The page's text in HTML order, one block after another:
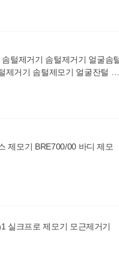
털제거기 솜털제거기 얼굴솜
제거기 솜털제모기 얼굴잔털 털
제모
제모기 BRE700/00 바디 제모
실크프로 제모기 모근제거기